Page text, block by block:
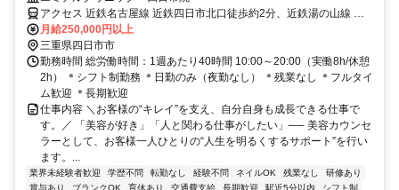
アクセス 近鉄名古屋線 近鉄四日市北口徒歩約2分、近鉄湯の山線 近
鉄四日市北口徒歩約2分、四日市あすなろう鉄道内部線 あすなろう四
日市徒歩約3分
月給250,000円以上
三重県四日市市
勤務時間 総労働時間：1週あたり40時間 10:00～20:00（実働8h/休憩
2h） ＊シフト制勤務 ＊日勤のみ（夜勤なし） ＊残業なし ＊フルタイ
ム歓迎 ＊長期歓迎
仕事内容 ＼お客様の“キレイ”を支え、自分自身も成長できる仕事で
す。／ 「美容が好き」「人と関わる仕事がしたい」── 美容カウンセ
ラーとして、お客様一人ひとりの“人生を明るくするサポート”を行い
ます。...
業界未経験者歓迎 学歴不問 転勤なし 経験不問 ネイルOK 残業なし
研修あり
賞与あり
ブランクOK 育休あり 交通費支給 長期歓迎 駅近5分以内 シフト制